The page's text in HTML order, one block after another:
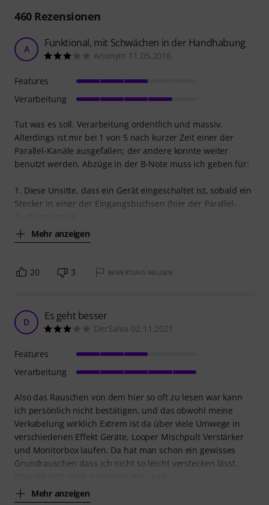
460Rezensionen
A Funktional, mit Schwächen in der Handhabung
Anonym 11.05.2016
Tut was es soll. Verarbeitung ordentlich und massiv.
Allerdings ist mir bei 1 von 5 nach kurzer Zeit einer der
Parallel-Kanäle ausgefallen; der andere konnte weiter
benutzt werden. Abzüge in der B-Note muss ich geben für:
1. Diese Unsitte, dass ein Gerät eingeschaltet ist, sobald ein
Stecker in einer der Eingangsbuchsen (hier der Parallel-
Mehr anzeigen
Features
Verarbeitung
20 3 BEWERTUNG MELDEN
D Es geht besser
DerSalva 02.11.2021
Also das Rauschen von dem hier so oft zu lesen war kann
ich persönlich nicht bestätigen, und das obwohl meine
Verkabelung wirklich Extrem ist da über viele Umwege in
verschiedenen Effekt Geräte, Looper Mischpult Verstärker
und Monitorbox laufen. Da hat man schon ein gewisses
Grundrauschen dass ich nicht so leicht verstecken lässt.
Mehr anzeigen
Features
Verarbeitung